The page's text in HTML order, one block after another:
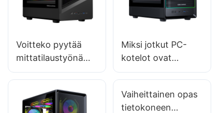
Voitteko pyytää
mittatilaustyönä
painettuja
koteloita?
Miksi jotkut PC-
kotelot ovat
markkinoilla
Vaiheittainen opas
tietokoneen